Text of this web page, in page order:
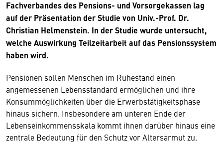
Fachverbandes des Pensions- und Vorsorgekassen lag
auf der Präsentation der Studie von Univ.-Prof. Dr.
Christian Helmenstein. In der Studie wurde untersucht,
welche Auswirkung Teilzeitarbeit auf das Pensionssystem
haben wird.
Pensionen sollen Menschen im Ruhestand einen
angemessenen Lebensstandard ermöglichen und ihre
Konsummöglichkeiten über die Erwerbstätigkeitsphase
hinaus sichern. Insbesondere am unteren Ende der
Lebenseinkommensskala kommt ihnen darüber hinaus eine
zentrale Bedeutung für den Schutz vor Altersarmut zu.